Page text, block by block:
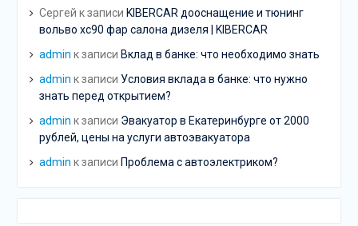
Сергей к записи KIBERCAR дооснащение и тюнинг
вольво хс90 фар салона дизеля | KIBERCAR
admin к записи Вклад в банке: что необходимо знать
admin к записи Условия вклада в банке: что нужно
знать перед открытием?
admin к записи Эвакуатор в Екатеринбурге от 2000
рублей, цены на услуги автоэвакуатора
admin к записи Проблема с автоэлектриком?